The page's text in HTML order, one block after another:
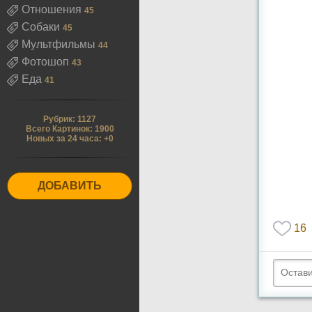
Отношения 45
Собаки 45
Мультфильмы 44
Фотошоп 43
Еда 41
Рубрик: 1127
Всего Картинок: 1900
Новых за 24 часа: +0
ДОБАВИТЬ
16